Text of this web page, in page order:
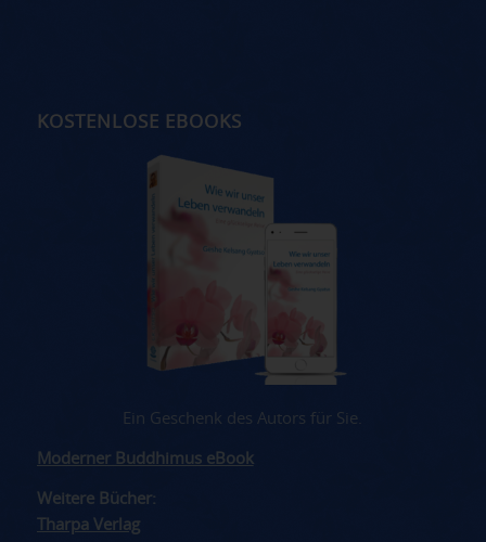
KOSTENLOSE EBOOKS
Ein Geschenk des Autors für Sie.
Moderner Buddhimus eBook
Weitere Bücher:
Tharpa Verlag